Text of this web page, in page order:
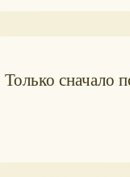
сначало